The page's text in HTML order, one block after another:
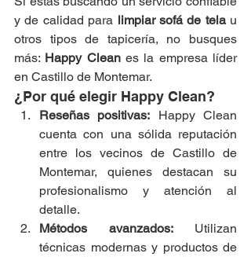
y de calidad para limpiar sofá de tela u
otros tipos de tapicería, no busques
más: Happy Clean es la empresa líder
en Castillo de Montemar.
¿Por qué elegir Happy Clean?
Reseñas positivas: Happy Clean
cuenta con una sólida reputación
entre los vecinos de Castillo de
Montemar, quienes destacan su
profesionalismo y atención al
detalle.
Métodos avanzados: Utilizan
técnicas modernas y productos de